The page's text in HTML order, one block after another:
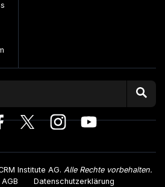
Institute AG. Alle Rechte vorbehalten.
AGB Datenschutzerklärung